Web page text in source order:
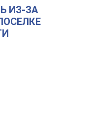
ИЗ-ЗА